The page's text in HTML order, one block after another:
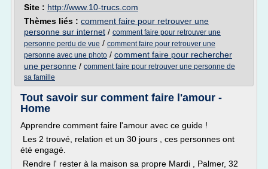
Site : http://www.10-trucs.com
Thèmes liés : comment faire pour retrouver une
personne sur internet / comment faire pour retrouver une
personne perdu de vue / comment faire pour retrouver une
personne avec une photo / comment faire pour rechercher
une personne / comment faire pour retrouver une personne de
sa famille
Tout savoir sur comment faire l'amour -
Home
Apprendre comment faire l'amour avec ce guide !
Les 2 trouvé, relation et un 30 jours , ces personnes ont
été engagé.
Rendre l' rester à la maison sa propre Mardi , Palmer, 32